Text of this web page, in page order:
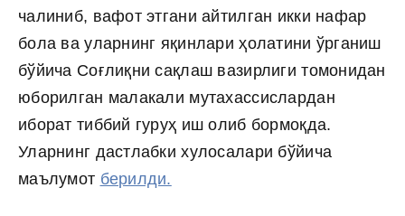
чалиниб, вафот этгани айтилган икки нафар
бола ва уларнинг яқинлари ҳолатини ўрганиш
бўйича Соғлиқни сақлаш вазирлиги томонидан
юборилган малакали мутахассислардан
иборат тиббий гуруҳ иш олиб бормоқда.
Уларнинг дастлабки хулосалари бўйича
маълумот берилди.